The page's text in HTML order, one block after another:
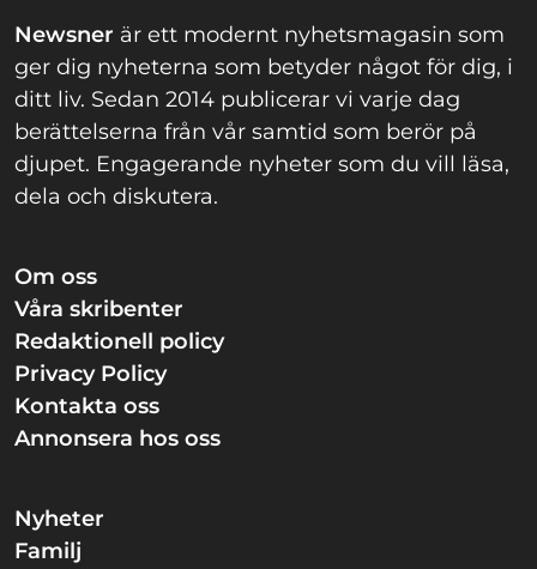
Newsner är ett modernt nyhetsmagasin som
ger dig nyheterna som betyder något för dig, i
ditt liv. Sedan 2014 publicerar vi varje dag
berättelserna från vår samtid som berör på
djupet. Engagerande nyheter som du vill läsa,
dela och diskutera.
Om oss
Våra skribenter
Redaktionell policy
Privacy Policy
Kontakta oss
Annonsera hos oss
Nyheter
Familj